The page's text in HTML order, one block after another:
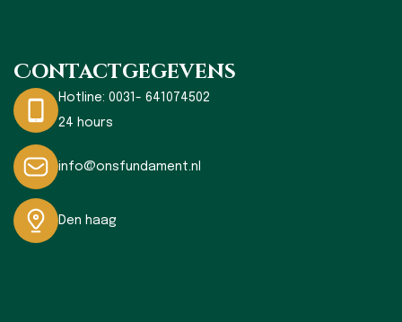
Contactgegevens
Hotline: 0031- 641074502
24 hours
info@onsfundament.nl
Den haag